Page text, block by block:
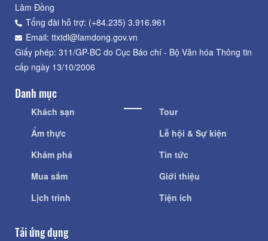
Lâm Đồng
Tổng đài hỗ trợ: (+84.235) 3.916.961
Email: ttxtdl@lamdong.gov.vn
Giấy phép: 311/GP-BC do Cục Báo chí - Bộ Văn hóa Thông tin
cấp ngày 13/10/2006
Danh mục
Khách sạn
Ẩm thực
Khám phá
Mua sắm
Lịch trình
Tour
Lễ hội & Sự kiện
Tin tức
Giới thiệu
Tiện ích
Tải ứng dụng